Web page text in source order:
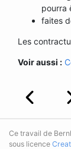
pourra
faites
Les
Voir aussi :
Ce travail de
sous licence